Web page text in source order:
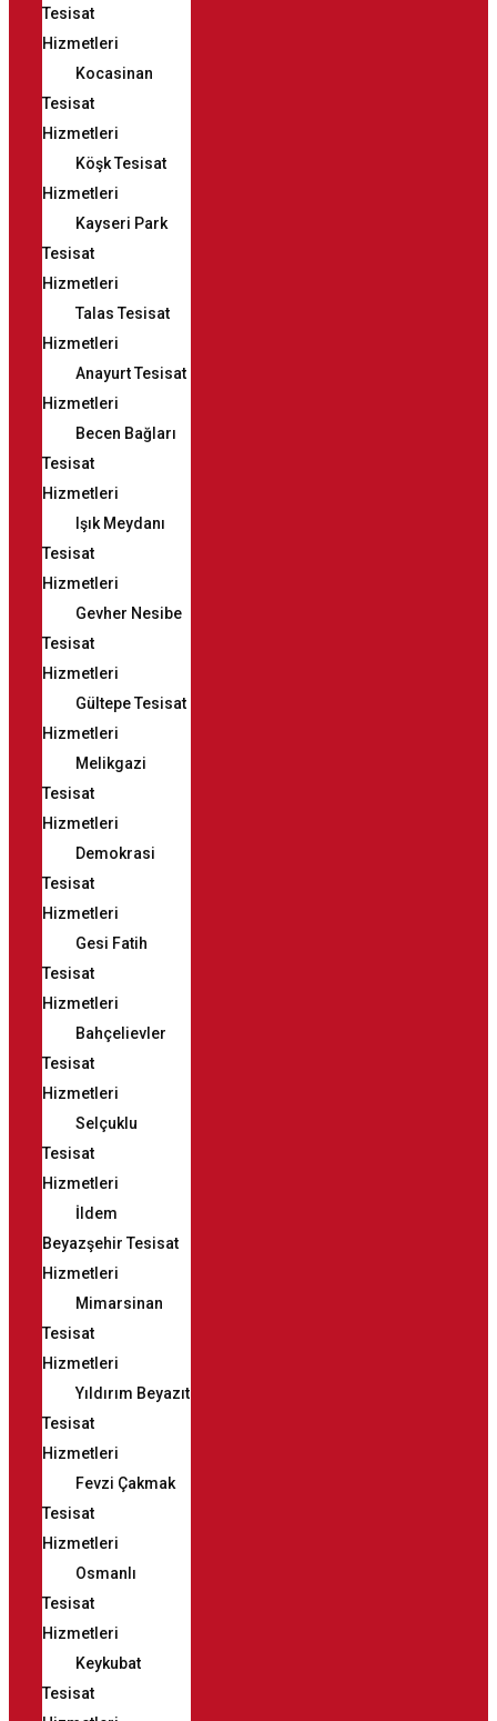
Tesisat
Hizmetleri
Kocasinan
Tesisat
Hizmetleri
Köşk Tesisat
Hizmetleri
Kayseri Park
Tesisat
Hizmetleri
Talas Tesisat
Hizmetleri
Anayurt Tesisat
Hizmetleri
Becen Bağları
Tesisat
Hizmetleri
Işık Meydanı
Tesisat
Hizmetleri
Gevher Nesibe
Tesisat
Hizmetleri
Gültepe Tesisat
Hizmetleri
Melikgazi
Tesisat
Hizmetleri
Demokrasi
Tesisat
Hizmetleri
Gesi Fatih
Tesisat
Hizmetleri
Bahçelievler
Tesisat
Hizmetleri
Selçuklu
Tesisat
Hizmetleri
İldem
Beyazşehir Tesisat
Hizmetleri
Mimarsinan
Tesisat
Hizmetleri
Yıldırım Beyazıt
Tesisat
Hizmetleri
Fevzi Çakmak
Tesisat
Hizmetleri
Osmanlı
Tesisat
Hizmetleri
Keykubat
Tesisat